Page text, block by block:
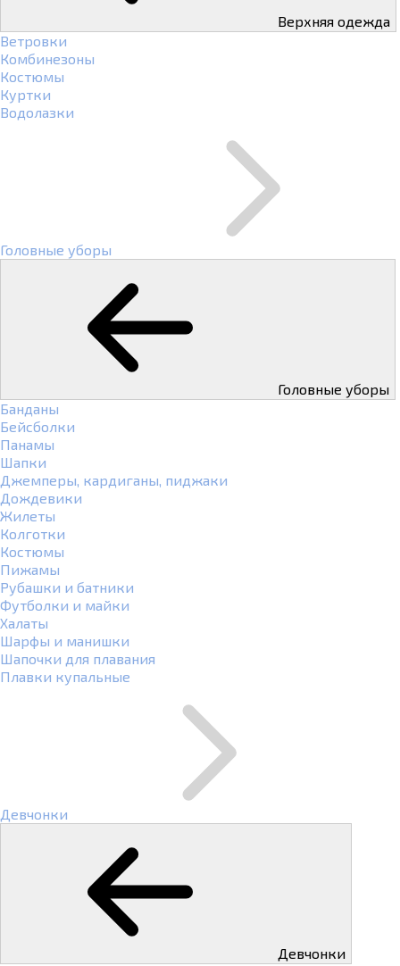
Верхняя одежда
Ветровки
Комбинезоны
Костюмы
Куртки
Водолазки
Головные уборы
Головные уборы
Банданы
Бейсболки
Панамы
Шапки
Джемперы, кардиганы, пиджаки
Дождевики
Жилеты
Колготки
Костюмы
Пижамы
Рубашки и батники
Футболки и майки
Халаты
Шарфы и манишки
Шапочки для плавания
Плавки купальные
Девчонки
Девчонки